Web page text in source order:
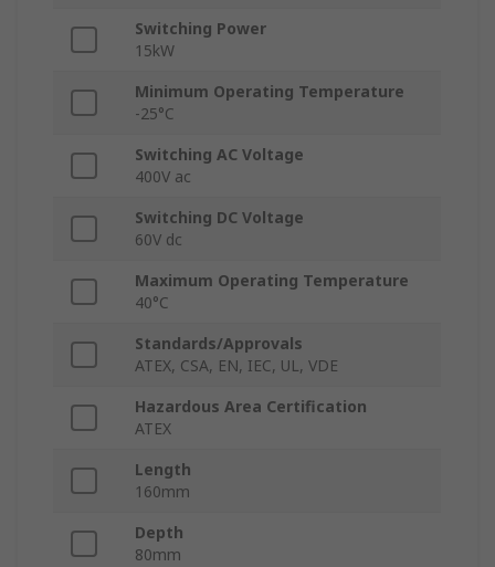
Switching Power
15kW
Minimum Operating Temperature
-25°C
Switching AC Voltage
400V ac
Switching DC Voltage
60V dc
Maximum Operating Temperature
40°C
Standards/Approvals
ATEX, CSA, EN, IEC, UL, VDE
Hazardous Area Certification
ATEX
Length
160mm
Depth
80mm